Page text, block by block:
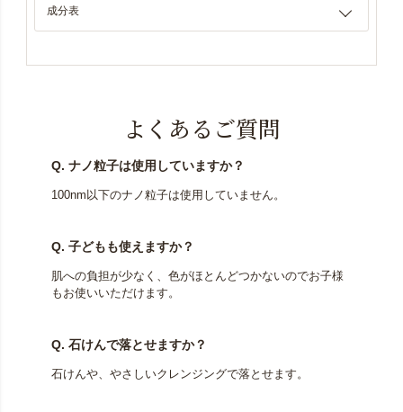
成分表
よくあるご質問
Q. ナノ粒子は使用していますか？
100nm以下のナノ粒子は使用していません。
Q. 子どもも使えますか？
肌への負担が少なく、色がほとんどつかないのでお子様
もお使いいただけます。
Q. 石けんで落とせますか？
石けんや、やさしいクレンジングで落とせます。